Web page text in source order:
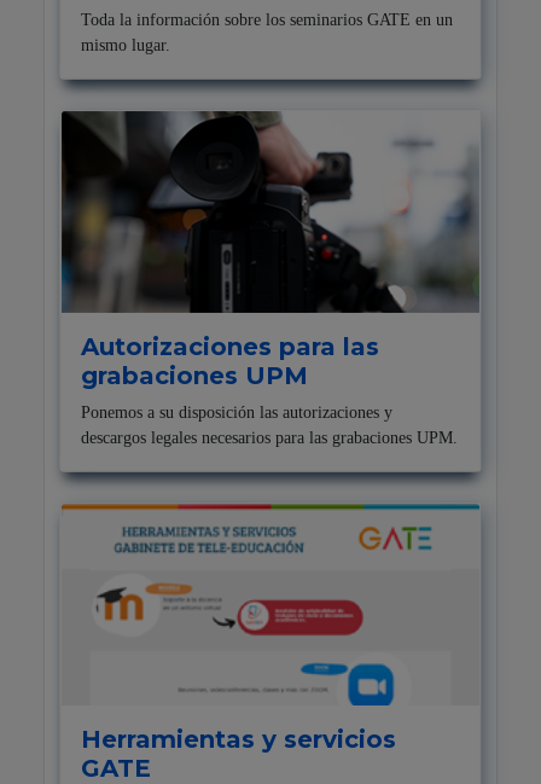
Toda la información sobre los seminarios GATE en un
mismo lugar.
Autorizaciones para las
grabaciones UPM
Ponemos a su disposición las autorizaciones y
descargos legales necesarios para las grabaciones UPM.
Herramientas y servicios
GATE